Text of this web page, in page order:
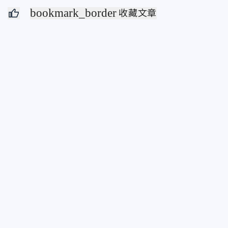
bookmark_border 收藏文章